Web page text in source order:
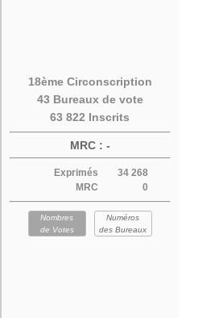
18ème Circonscription
43 Bureaux de vote
63 822 Inscrits
MRC : -
Exprimés
34 268
MRC
0
Nombres
de Votes
Numéros
des Bureaux